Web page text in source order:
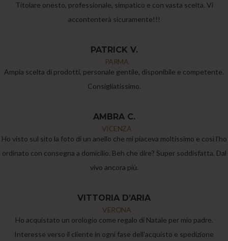
Titolare onesto, professionale, simpatico e con vasta scelta. Vi
accontenterà sicuramente!!!
PATRICK V.
PARMA
Ampia scelta di prodotti, personale gentile, disponibile e competente.
Consigliatissimo.
AMBRA C.
VICENZA
Ho visto sul sito la foto di un anello che mi piaceva moltissimo e così l'ho
ordinato con consegna a domicilio. Beh che dire? Super soddisfatta. Dal
vivo ancora più.
VITTORIA D’ARIA
VERONA
Ho acquistato un orologio come regalo di Natale per mio padre.
Interesse verso il cliente in ogni fase dell'acquisto e spedizione